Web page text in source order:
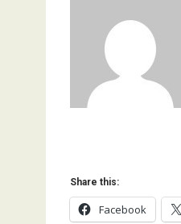
Share this:
Facebook